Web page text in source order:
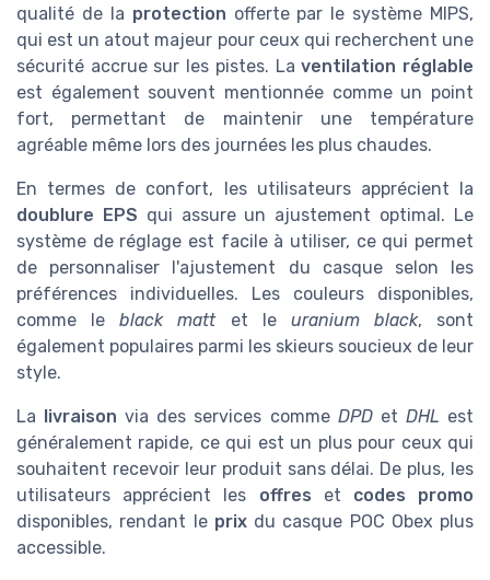
qualité de la protection offerte par le système MIPS,
qui est un atout majeur pour ceux qui recherchent une
sécurité accrue sur les pistes. Laventilation réglable
est également souvent mentionnée comme un point
fort, permettant de maintenir une température
agréable même lors des journées les plus chaudes.
En termes de confort, les utilisateurs apprécient la
doublure EPS qui assure un ajustement optimal. Le
système de réglage est facile à utiliser, ce qui permet
de personnaliser l'ajustement du casque selon les
préférences individuelles. Les couleurs disponibles,
comme leblack mattet le uranium black, sont
également populaires parmi les skieurs soucieux de leur
style.
La livraison via des services comme DPDet DHL est
généralement rapide, ce qui est un plus pour ceux qui
souhaitent recevoir leur produit sans délai. De plus, les
utilisateurs apprécient les offres et codes promo
disponibles, rendant le prixdu casque POC Obex plus
accessible.